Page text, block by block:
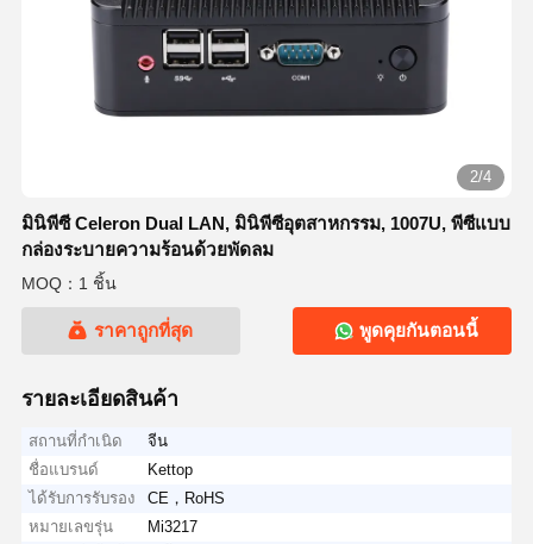
2/4
มินิพีซี Celeron Dual LAN, มินิพีซีอุตสาหกรรม, 1007U, พีซีแบบ
กล่องระบายความร้อนด้วยพัดลม
MOQ：1 ชิ้น
ราคาถูกที่สุด พูดคุยกันตอนนี้
รายละเอียดสินค้า
สถานที่กำเนิด
จีน
ชื่อแบรนด์
Kettop
ได้รับการรับรอง
CE，RoHS
หมายเลขรุ่น
Mi3217